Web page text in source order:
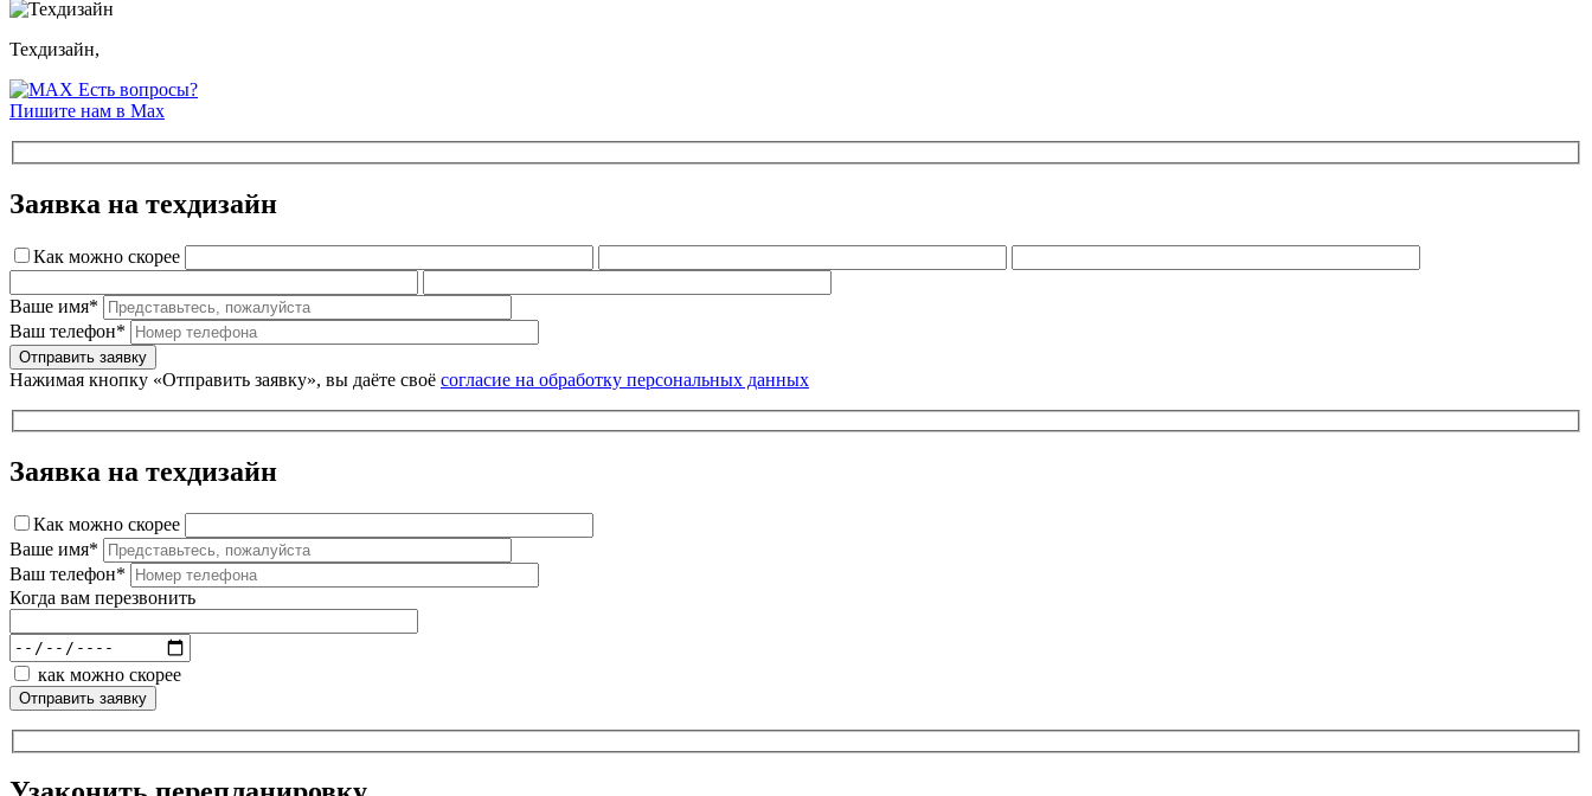
Техдизайн,
Есть вопросы?
Пишите нам в Max
Заявка на техдизайн
Как можно скорее
Ваше имя*
Ваш телефон*
Нажимая кнопку «Отправить заявку», вы даёте своё согласие на обработку персональных данных
Заявка на техдизайн
Как можно скорее
Ваше имя*
Ваш телефон*
Когда вам перезвонить
как можно скорее